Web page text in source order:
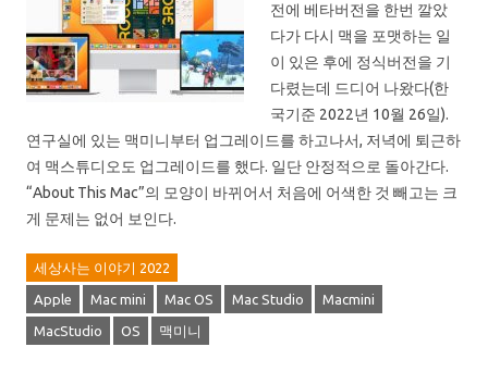
전에 베타버전을 한번 깔았
다가 다시 맥을 포맷하는 일
이 있은 후에 정식버전을 기
다렸는데 드디어 나왔다(한
국기준 2022년 10월 26일).
연구실에 있는 맥미니부터 업그레이드를 하고나서, 저녁에 퇴근하
여 맥스튜디오도 업그레이드를 했다. 일단 안정적으로 돌아간다.
“About This Mac”의 모양이 바뀌어서 처음에 어색한 것 빼고는 크
게 문제는 없어 보인다.
세상사는 이야기 2022
Apple Mac mini Mac OS Mac Studio Macmini
MacStudio OS 맥미니